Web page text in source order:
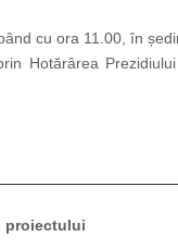
cu ora 11.00, în
Hotărârea
proiectului